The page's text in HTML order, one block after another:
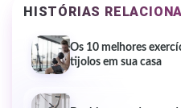
HISTÓRIAS
Os 10 melhores
tijolos em sua casa